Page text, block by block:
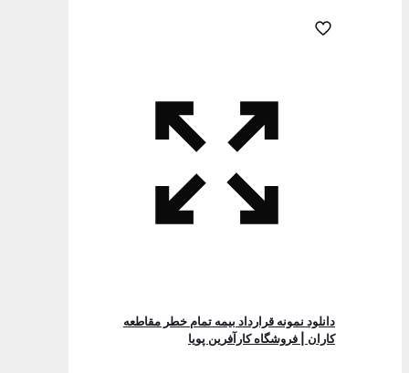
دانلود نمونه قرارداد بيمه تمام خطر مقاطعه
كاران | فروشگاه کارآفرین پویا